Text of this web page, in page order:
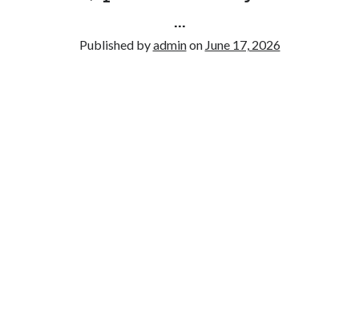
No comments to show.
…
Published byadminon June 17, 2026